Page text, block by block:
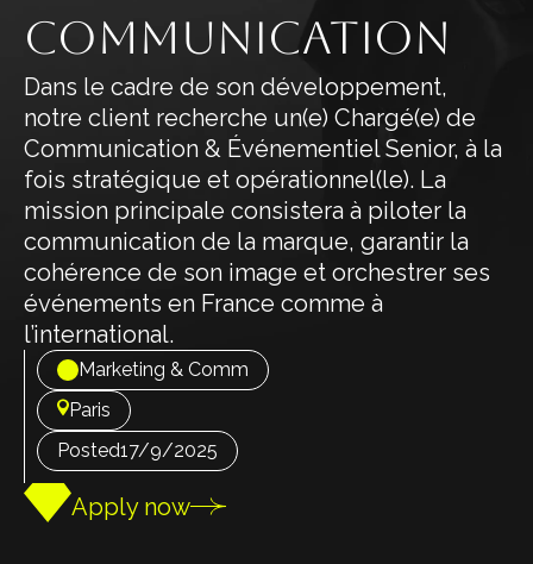
Communication
Dans le cadre de son développement,
notre client recherche un(e) Chargé(e) de
Communication & Événementiel Senior, à la
fois stratégique et opérationnel(le). La
mission principale consistera à piloter la
communication de la marque, garantir la
cohérence de son image et orchestrer ses
événements en France comme à
l’international.
Marketing & Comm
Paris
Posted17/9/2025
Apply now